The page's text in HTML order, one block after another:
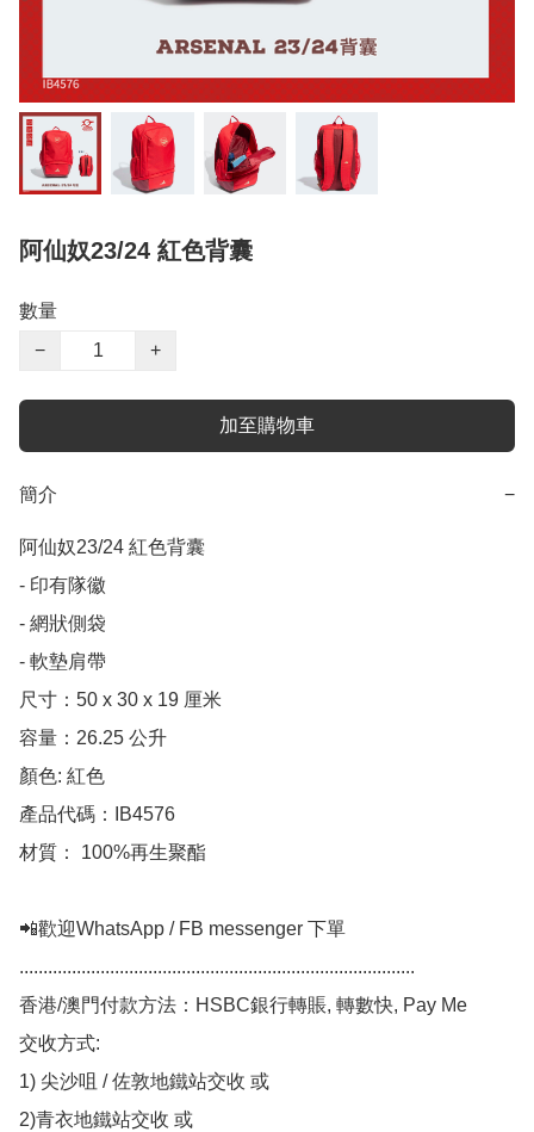
阿仙奴23/24 紅色背囊
數量
−
+
加至購物車
簡介 −
阿仙奴23/24 紅色背囊
- 印有隊徽
- 網狀側袋
- 軟墊肩帶
尺寸：50 x 30 x 19 厘米
容量：26.25 公升
顏色: 紅色
產品代碼：IB4576
材質： 100%再生聚酯
📲歡迎WhatsApp / FB messenger 下單
...................................................................................
香港/澳門付款方法：HSBC銀行轉賬, 轉數快, Pay Me
交收方式:
1) 尖沙咀 / 佐敦地鐵站交收 或
2)青衣地鐵站交收 或